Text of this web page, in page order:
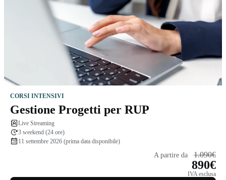
CORSI INTENSIVI
Gestione Progetti per RUP
Live Streaming
3 weekend (24 ore)
11 settembre 2026 (prima data disponibile)
A partire da 1.090€
890€
IVA esclusa